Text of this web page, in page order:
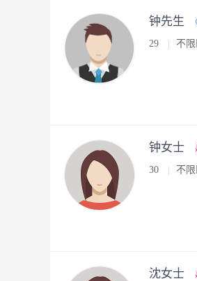
钟先生
29 不
钟女士
30 不
沈女士